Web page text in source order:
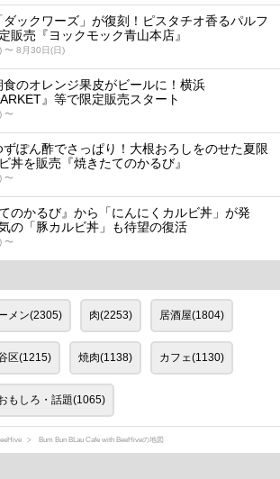
ックワーズ」が復刻！ピスタチオ香るパルフ
販売『ヨックモック青山本店』
〜 8月30日(日)
のオレンジ果皮がビールに！横浜
』等で限定販売スタート
〜
ぽん酢でさっぱり！大根おろしをのせた夏限
丼を販売『焼きたてのかるび』
〜
てのかるび』から「にんにくカルビ丼」が発
の「豚カルビ丼」も待望の復活
〜
メン(2305) 肉(2253) 居酒屋(1804)
区(1215) 焼肉(1138) カフェ(1130)
もしろ・話題(1065)
Bum Bun BLau Cafe with BeeHiveの地図